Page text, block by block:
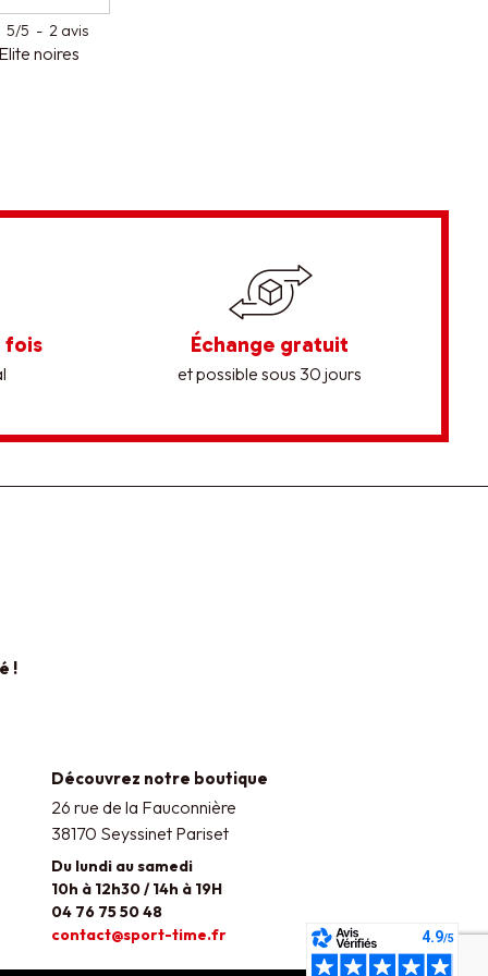
5/5 - 2 avis
noires
fois Échange gratuit
et possible sous 30 jours
!
Découvrez notre boutique
26 rue de la Fauconnière
38170 Seyssinet Pariset
Du lundi au samedi
10h à 12h30 / 14h à 19H
04 76 75 50 48
contact@sport-time.fr